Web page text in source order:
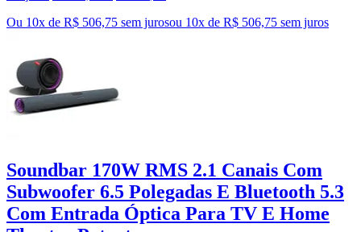
Ou 10x de R$ 506,75 sem jurosou 10x de R$ 506,75 sem juros
Soundbar 170W RMS 2.1 Canais Com
Subwoofer 6.5 Polegadas E Bluetooth 5.3
Com Entrada Óptica Para TV E Home